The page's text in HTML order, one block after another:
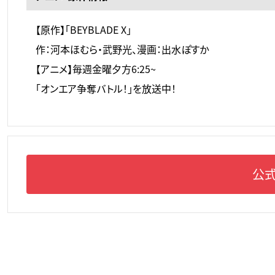
公
【原作】「BEYBLADE X」
作：河本ほむら・武野光、漫画：出水ぽすか
【アニメ】毎週金曜夕方6:25~
「オンエア争奪バトル！」を放送中！